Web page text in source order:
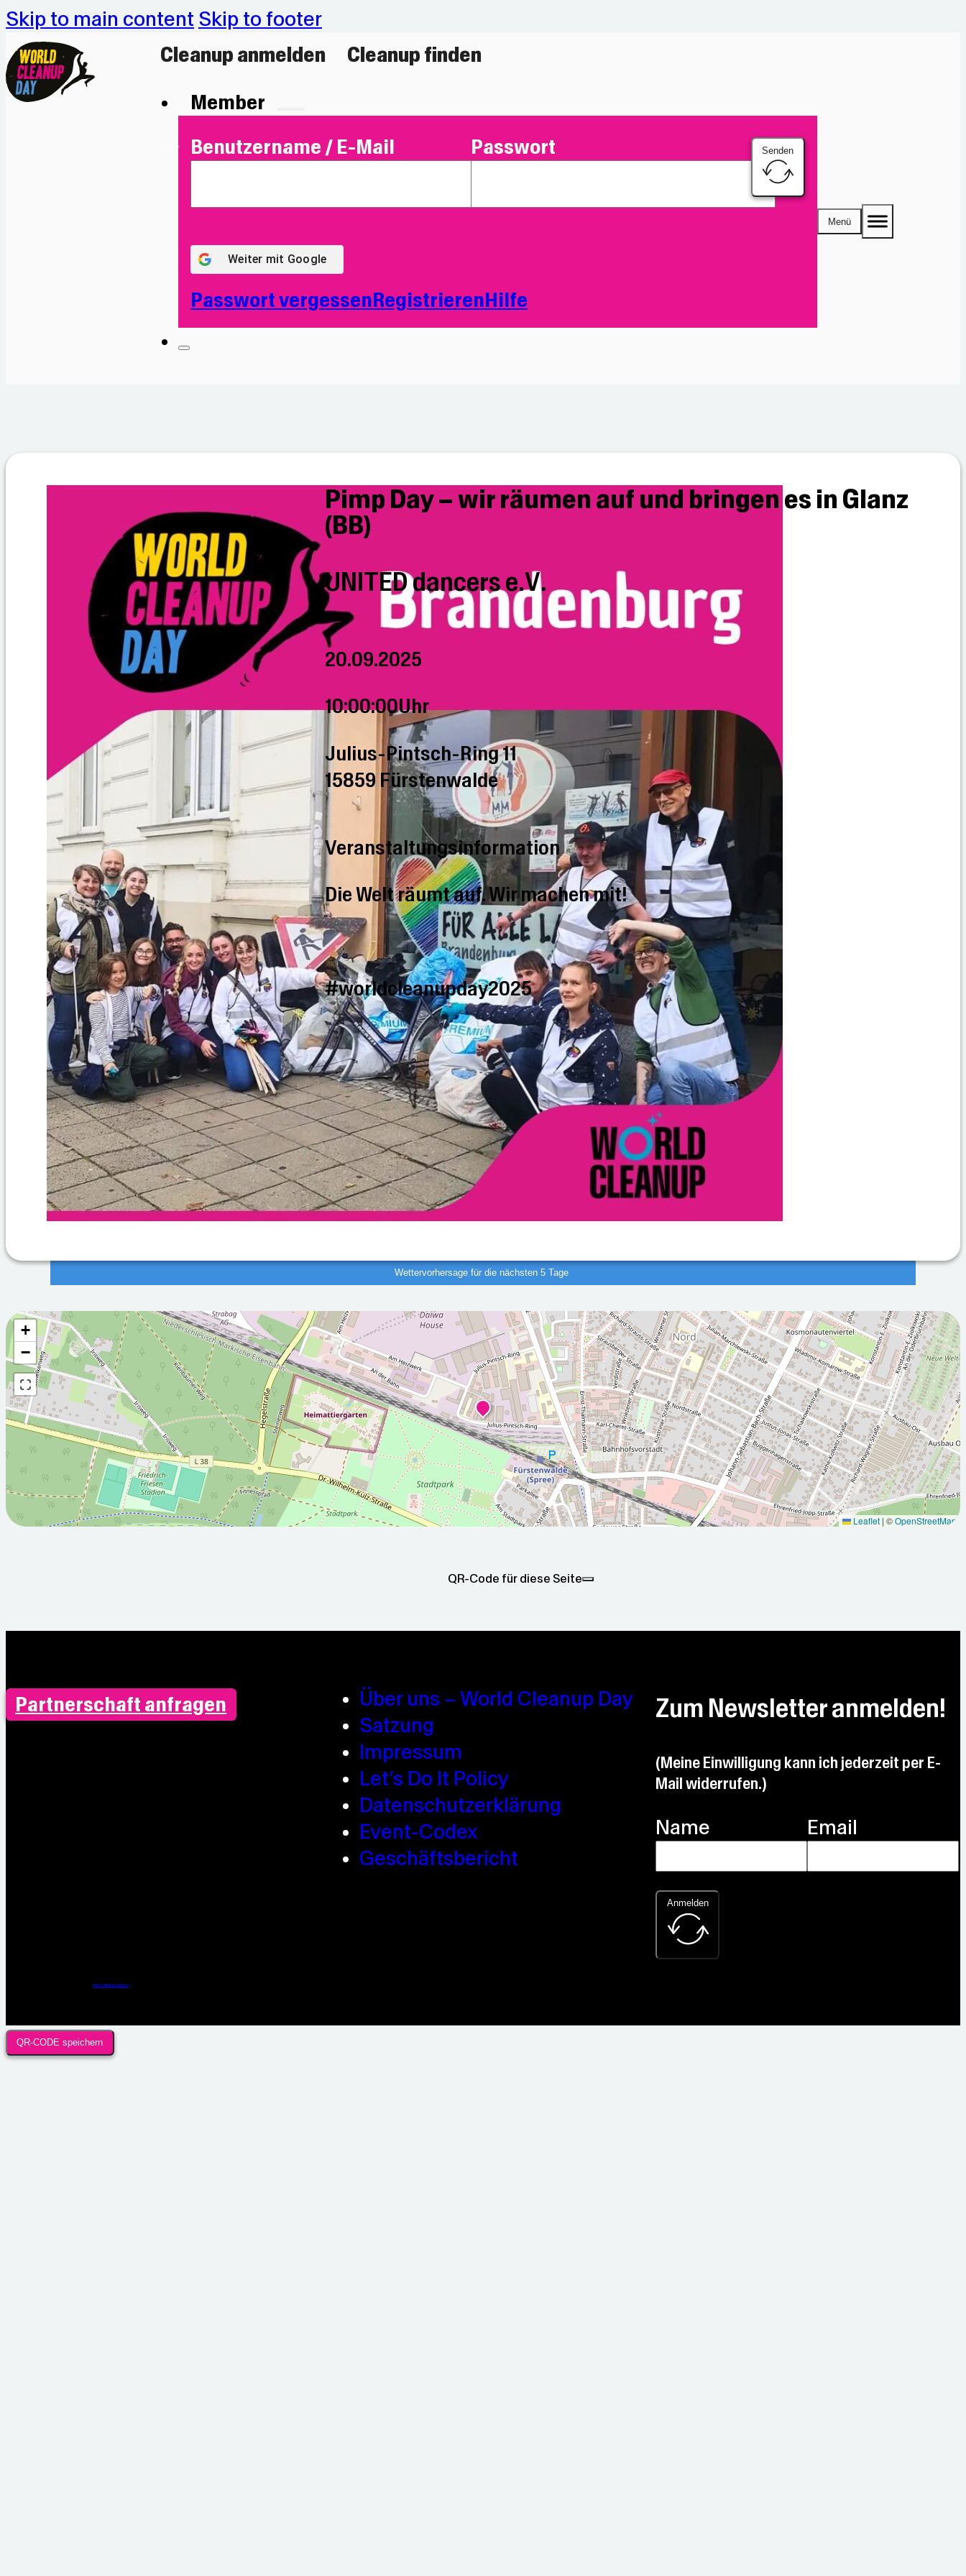
Skip to main content Skip to footer
Cleanup anmelden
Cleanup finden
Member
Benutzername / E-Mail Passwort Senden
Weiter mit Google
Passwort vergessen Registrieren Hilfe
Menü
Pimp Day – wir räumen auf und bringen es in Glanz
(BB)
UNITED dancers e.V.
20.09.2025
10:00:00Uhr
Julius-Pintsch-Ring 11
15859 Fürstenwalde
Veranstaltungsinformation
Die Welt räumt auf. Wir machen mit!
#worldcleanupday2025
Wettervorhersage für die nächsten 5 Tage
2026-08-
07T05:00:00Z
Teilweise sonnig
2026-08-
08T05:00:00Z
Sonnig
2026-08-
09T05:00:00Z
Teilweise sonnig
2026-08-
10T05:00:00Z
Meist bewölkt
2026-08-
11T05:00:00Z
Sonnig
Wettervorhersage für die nächsten 5 Tage
+
−
Leaflet | ©OpenStreetMap
QR-Code für diese Seite
Partnerschaft anfragen
Über uns – World Cleanup Day
Satzung
Impressum
Let’s Do It Policy
Datenschutzerklärung
Event-Codex
Geschäftsbericht
Zum Newsletter anmelden!
(Meine Einwilligung kann ich jederzeit per E-
Mail widerrufen.)
Name Email
Anmelden
https://linkup.design
QR-CODE speichern